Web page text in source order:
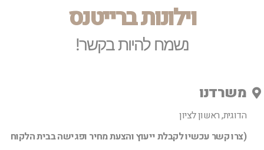
וילונות ברייטנס
נשמח להיות בקשר!
משרדנו
הדוגית, ראשון לציון
(צרו קשר עכשיו לקבלת ייעוץ והצעת מחיר ופגישה בבית הלקוח